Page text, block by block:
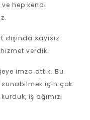
hep kendi
dışında sayısız
verdik.
imza attık. Bu
için çok
iş ağımızı